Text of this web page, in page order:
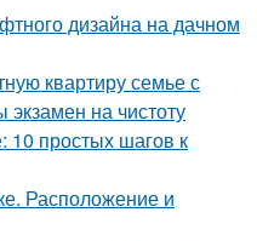
дизайна на дачном
квартиру семье с
на чистоту
10 простых шагов к
Расположение и